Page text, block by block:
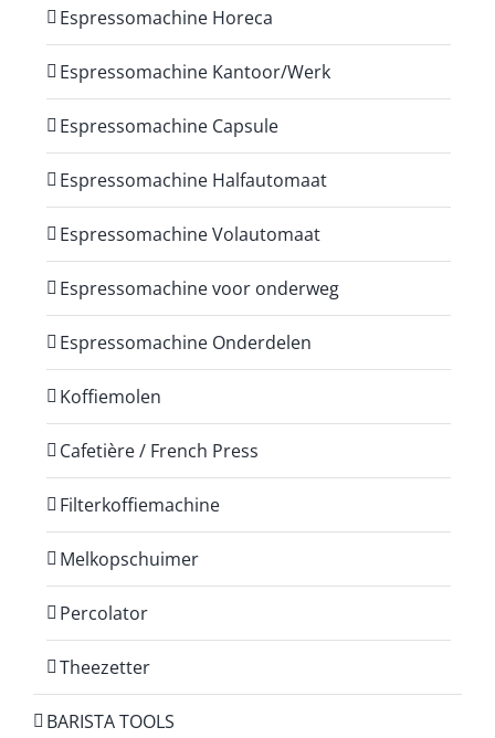
Espressomachine Horeca
Espressomachine Kantoor/Werk
Espressomachine Capsule
Espressomachine Halfautomaat
Espressomachine Volautomaat
Espressomachine voor onderweg
Espressomachine Onderdelen
Koffiemolen
Cafetière / French Press
Filterkoffiemachine
Melkopschuimer
Percolator
Theezetter
BARISTA TOOLS